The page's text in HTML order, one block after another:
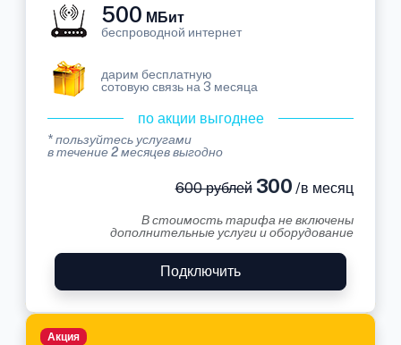
500 МБит
беспроводной интернет
дарим бесплатную
сотовую связь на 3 месяца
по акции выгоднее
* пользуйтесь услугами
в течение 2 месяцев выгодно
600 рублей300 /в месяц
В стоимость тарифа не включены
дополнительные услуги и оборудование
Подключить
Акция